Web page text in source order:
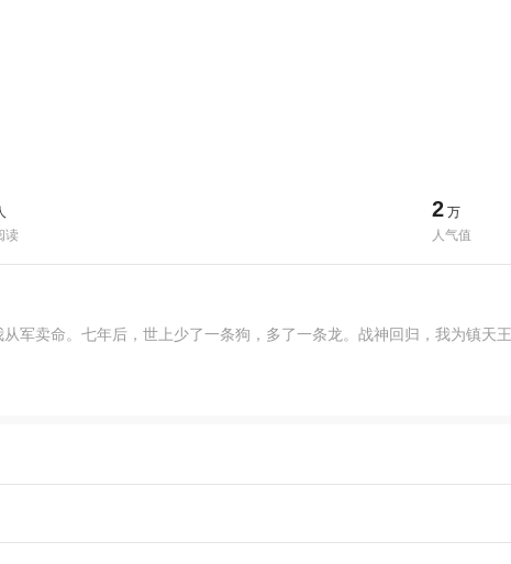
读
2 万
人气值
军卖命。七年后，世上少了一条狗，多了一条龙。战神回归，我为镇天王